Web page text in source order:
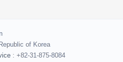
of Korea
: +82-31-875-8084